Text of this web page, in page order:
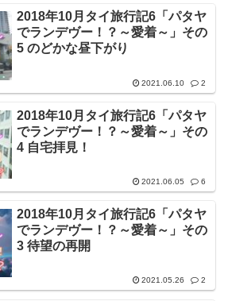
2018年10月タイ旅行記6「パタヤ
でランデヴー！？～愛着～」その
5 のどかな昼下がり
2021.06.10 2
2018年10月タイ旅行記6「パタヤ
でランデヴー！？～愛着～」その
4 自宅拝見！
2021.06.05 6
2018年10月タイ旅行記6「パタヤ
でランデヴー！？～愛着～」その
3 待望の再開
2021.05.26 2